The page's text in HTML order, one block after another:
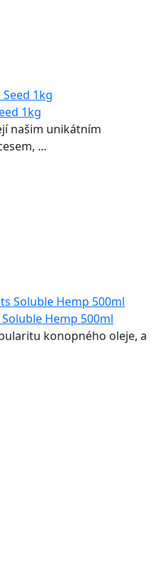
1kg
našim unikátním
...
Hemp 500ml
konopného oleje, a